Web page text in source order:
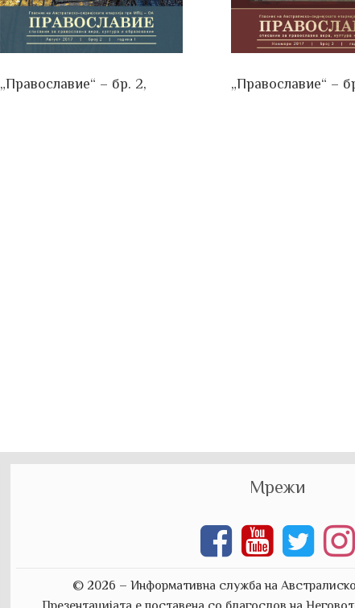
„Православие“ – бр. 2, „Православие“ –
Мрежи
© 2026 – Информативна служба на Австралиско